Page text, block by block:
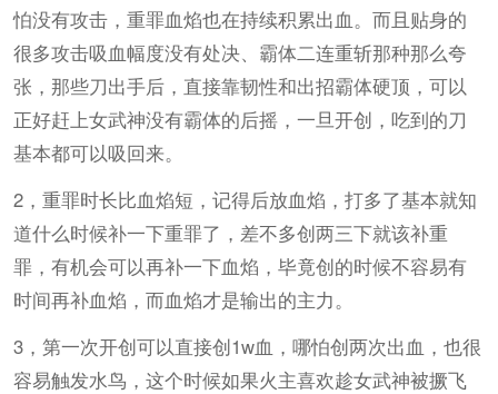
怕没有攻击，重罪血焰也在持续积累出血。而且贴身的
很多攻击吸血幅度没有处决、霸体二连重斩那种那么夸
张，那些刀出手后，直接靠韧性和出招霸体硬顶，可以
正好赶上女武神没有霸体的后摇，一旦开创，吃到的刀
基本都可以吸回来。
2，重罪时长比血焰短，记得后放血焰，打多了基本就知
道什么时候补一下重罪了，差不多创两三下就该补重
罪，有机会可以再补一下血焰，毕竟创的时候不容易有
时间再补血焰，而血焰才是输出的主力。
3，第一次开创可以直接创1w血，哪怕创两次出血，也很
容易触发水鸟，这个时候如果火主喜欢趁女武神被撅飞